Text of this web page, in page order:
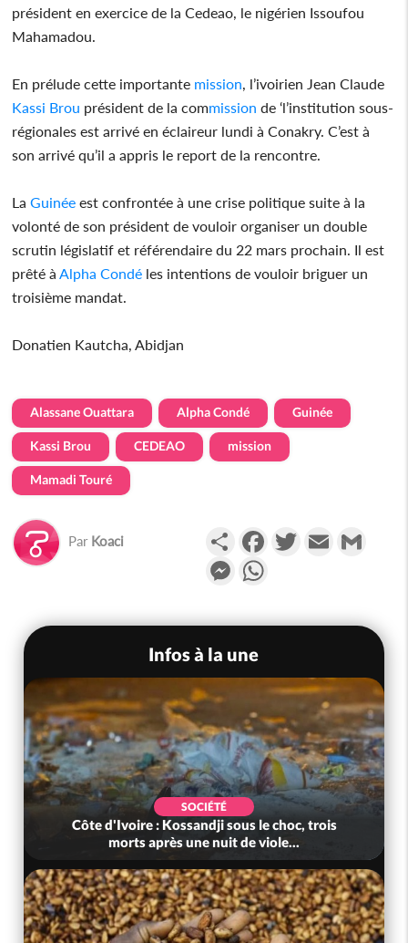
président en exercice de la Cedeao, le nigérien Issoufou
Mahamadou.
En prélude cette importante mission, l’ivoirien Jean Claude
Kassi Brou président de la commission de ‘l’institution sous-
régionales est arrivé en éclaireur lundi à Conakry. C’est à
son arrivé qu’il a appris le report de la rencontre.
LaGuinée est confrontée à une crise politique suite à la
volonté de son président de vouloir organiser un double
scrutin législatif et référendaire du 22 mars prochain. Il est
prêté àAlpha Condé les intentions de vouloir briguer un
troisième mandat.
Donatien Kautcha, Abidjan
Alassane Ouattara Alpha Condé Guinée
Kassi Brou CEDEAO mission
Mamadi Touré
Par Koaci PartagerFacebookTwitterEmail
Messenger
Infos à la une
SOCIÉTÉ
Côte d'Ivoire : Kossandji sous le choc, trois
morts après une nuit de viole...